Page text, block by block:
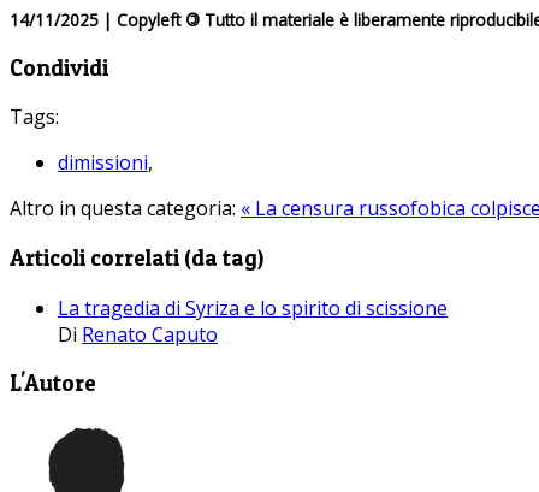
14/11/2025 | Copyleft © Tutto il materiale è liberamente
Condividi
Tags:
dimissioni,
Altro in questa categoria: « La censura russofobica
Articoli correlati (da tag)
La tragedia di Syriza e lo spirito di scissione
Di Renato Caputo
L'Autore